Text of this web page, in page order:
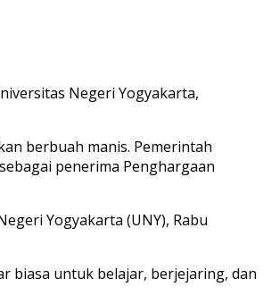
Negeri Yogyakarta,
berbuah manis. Pemerintah
penerima Penghargaan
Yogyakarta (UNY), Rabu
biasa untuk belajar, berjejaring, dan